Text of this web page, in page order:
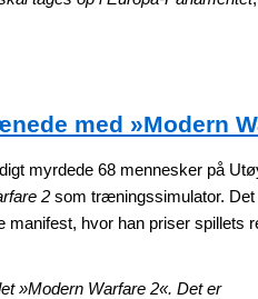
med »Modern
myrdede 68 mennesker på
2 som træningssimulator.
manifest, hvor han priser spillets
»Modern Warfare 2«. Det er